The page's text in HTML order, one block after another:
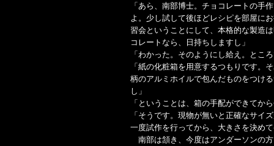
「あら、南部博士。チョコレートの手
よ。少し試して後ほどレシピを部屋に
習会ということにして、本格的な製造
コレートなら、日持ちしますし」
「わかった。そのようにし給え。とこ
「紙の化粧箱を用意するつもりです。
柄のアルミホイルで包んだものをつけ
し」
「ということは、箱の手配ができてか
「そうです。現物が無いと正確なサイ
一度試作を行ってから、大きさを決め
南部は頷き、今度はアンダーソンの